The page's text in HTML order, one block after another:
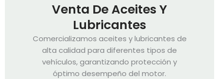
Venta De Aceites Y
Lubricantes
Comercializamos aceites y lubricantes de
alta calidad para diferentes tipos de
vehículos, garantizando protección y
óptimo desempeño del motor.